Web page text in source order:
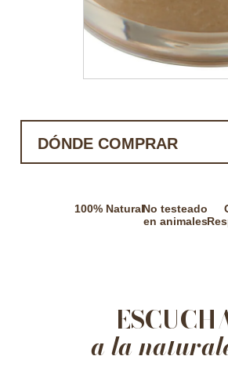
DÓNDE COMPRAR
100% NaturalNo testeado
en animales
a la